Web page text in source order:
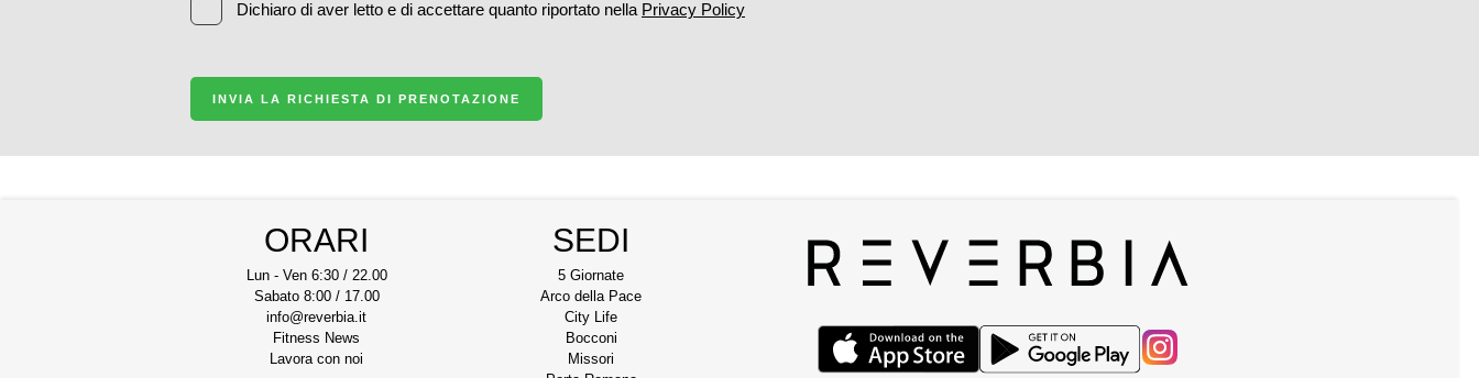
Dichiaro di aver letto e di accettare quanto riportato nella Privacy Policy
INVIA LA RICHIESTA DI PRENOTAZIONE
ORARI
Lun - Ven 6:30 / 22.00
Sabato 8:00 / 17.00
info@reverbia.it
Fitness News
Lavora con noi
SEDI
5 Giornate
Arco della Pace
City Life
Bocconi
Missori